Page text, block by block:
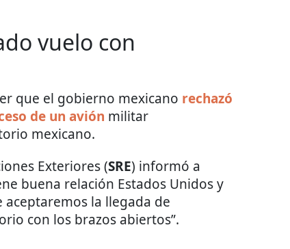
vuelo con
que el gobierno mexicano rechazó
de un avión militar
mexicano.
Exteriores (SRE) informó a
buena relación Estados Unidos y
la llegada de
con los brazos abiertos”.